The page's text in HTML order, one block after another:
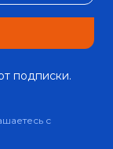
подписки.
с